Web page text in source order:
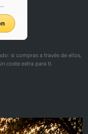
si compras a través de ellos,
coste extra para ti.